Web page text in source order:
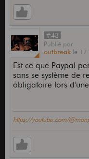
#43
Publié par
outbreak le 17
Est ce que Paypal
sans se système de
obligatoire lors
https://youtube.com/